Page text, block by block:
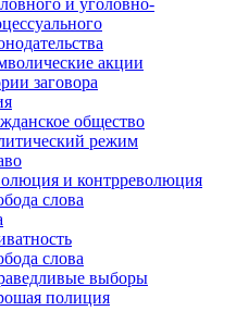
и уголовно-
акции
заговора
общество
режим
и контрреволюция
слова
слова
выборы
полиция